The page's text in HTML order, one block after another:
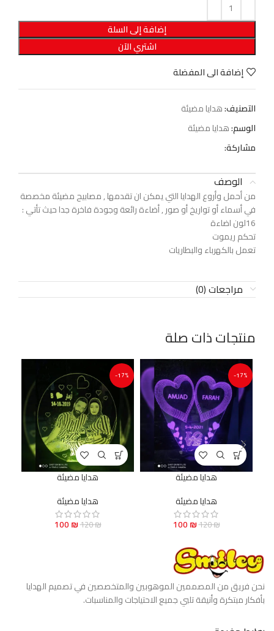
إضافة إلى السلة
اشتري الآن
إضافة الى المفضلة
التصنيف:هدايا مضيئة
الوسم:هدايا مضيئة
مشاركة:
الوصف
من أحمل وأروع الهدايا التي يمكن ان تقدمها , مصابيح مضيئة مخصصة
في أسماء أو تواريخ أو صور , أضاءة رائعة وجودة فاخرة جدا حيث تأتي :
16لون اضاءة
تحكم ريموت
تعمل بالكهرباء والبطاريات
مراجعات (0)
منتجات ذات صلة
-17%
هدايا مضيئة
هدايا مضيئة
120₪
100₪
-17%
هدايا مضيئة
هدايا مضيئة
120₪
100₪
نحن فريق من المصممين الموهوبين والمتخصصين في تصميم الهدايا
بأفكار مبتكرة وأنيقة تلبي جميع الاحتياجات والمناسبات.